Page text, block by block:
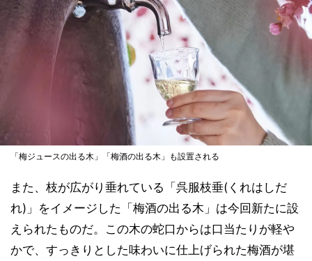
「梅ジュースの出る木」「梅酒の出る木」も設置される
また、枝が広がり垂れている「呉服枝垂(くれはしだ
れ)」をイメージした「梅酒の出る木」は今回新たに設
えられたものだ。この木の蛇口からは口当たりが軽や
かで、すっきりとした味わいに仕上げられた梅酒が堪